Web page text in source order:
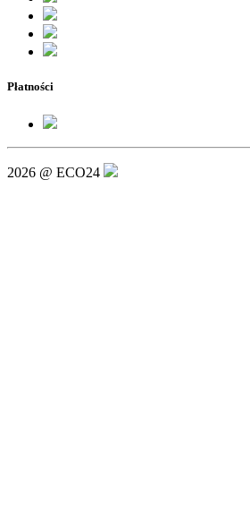
Płatności
2026 @ ECO24